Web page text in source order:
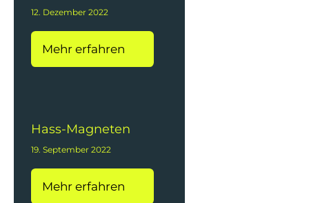
12. Dezember 2022
Mehr erfahren
Hass-Magneten
19. September 2022
Mehr erfahren